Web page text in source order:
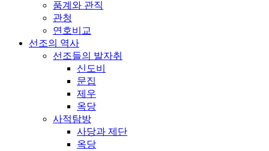
품계와 관직
관청
연호비교
선조의 역사
선조들의 발자취
신도비
문집
제우
옥당
사적탐방
사당과 제단
옥당